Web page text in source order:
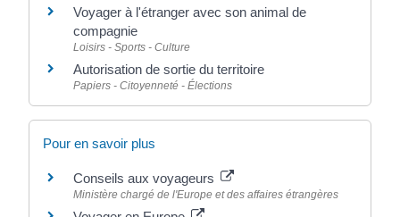
Voyager à l'étranger avec son animal de
compagnie
Loisirs - Sports - Culture
Autorisation de sortie du territoire
Papiers - Citoyenneté - Élections
Pour en savoir plus
Conseils aux voyageurs
Ministère chargé de l'Europe et des affaires étrangères